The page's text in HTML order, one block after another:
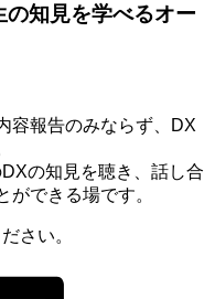
の知見を学べるオー
容報告のみならず、DX
の知見を聴き、話し合
ができる場です。
さい。